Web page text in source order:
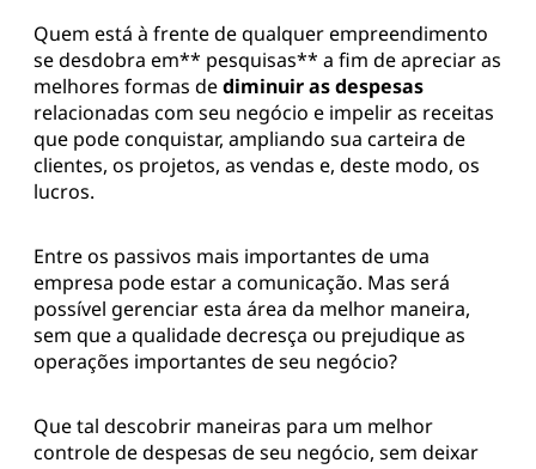
Quem está à frente de qualquer empreendimento
se desdobra em** pesquisas** a fim de apreciar as
melhores formas dediminuir as despesas
relacionadas com seu negócio e impelir as receitas
que pode conquistar, ampliando sua carteira de
clientes, os projetos, as vendas e, deste modo, os
lucros.
Entre os passivos mais importantes de uma
empresa pode estar a comunicação. Mas será
possível gerenciar esta área da melhor maneira,
sem que a qualidade decresça ou prejudique as
operações importantes de seu negócio?
Que tal descobrir maneiras para um melhor
controle de despesas de seu negócio, sem deixar